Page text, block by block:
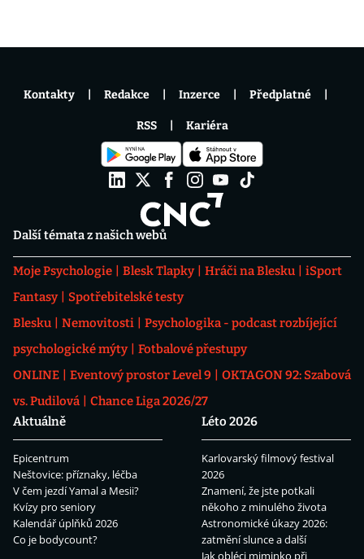
Další témata z našich webů
Moje Psychologie Blesk Tlapky Hráči na Blesku
iSport
Fantasy
Spotřebitelské testy
Blesku
Nemovitosti
Psychologika - podcast rozbíjející
psychologické mýty
Fotbalové přestupy
ONLINE
Eventový prostor Level 9
OKTAGON 92: Szabová
vs. Pudilová
Chance Liga 2026/27
Aktuálně
Epicentrum
Neštovice: příznaky, léčba
V čem jezdí Yamal a Mesii?
Kvízy pro seniory
Kalendář úplňků 2026
Co je bodycount?
Léto 2026
Karlovarský filmový festival
2026
Znamení, že jste potkali
někoho z minulého života
Astronomické úkazy 2026:
zatmění slunce a další
Jak obléci miminko při
Kontakty Redakce Inzerce Předplatné
RSS Kariéra